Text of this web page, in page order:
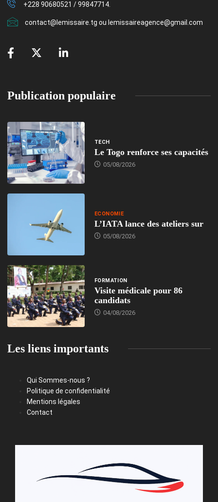
+228 90680521 / 99847714.
contact@lemissaire.tg ou lemissaireagence@gmail.com
Publication populaire
TECH
Le Togo renforce ses capacités
05/08/2026
ECONOMIE
L’IATA lance des ateliers sur
05/08/2026
FORMATION
Visite médicale pour 86
candidats
04/08/2026
Les liens importants
Qui Sommes-nous ?
Politique de confidentialité
Mentions légales
Contact